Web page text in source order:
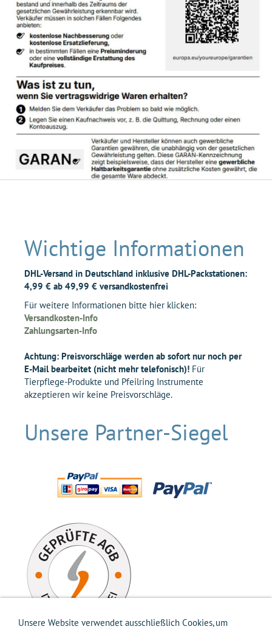
Wichtige Informationen
DHL-Versand in Deutschland inklusive DHL-Packstationen:
4,99 € ab 49,99 € versandkostenfrei
Für weitere Informationen bitte hier klicken:
Versandkosten-Info
Zahlungsarten-Info
Achtung: Preisvorschläge werden ab sofort nur noch per
E-Mail bearbeitet (nicht mehr telefonisch)! Für
Tierpflege-Produkte und Pfeilring Instrumente
akzeptieren wir keine Preisvorschläge.
Unsere Partner-Siegel
Unsere Website verwendet ausschließlich Cookies, um